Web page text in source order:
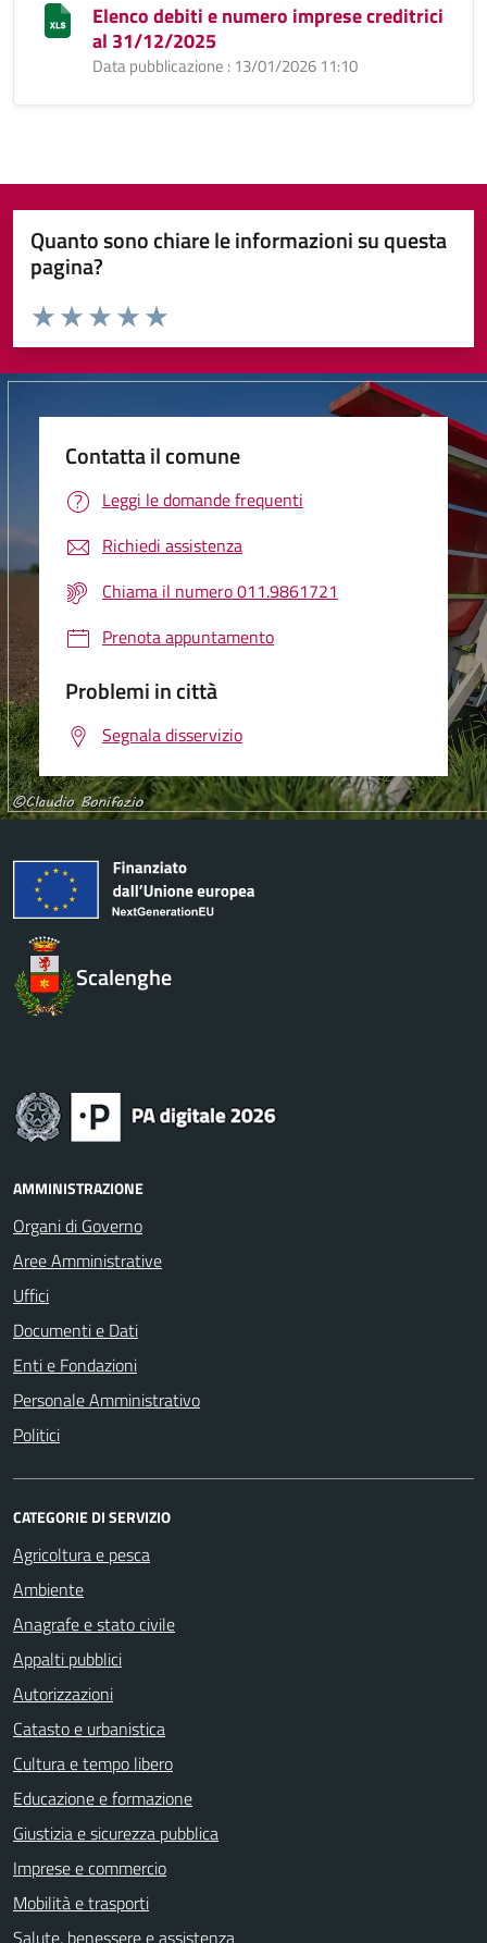
Elenco debiti e numero imprese creditrici
al 31/12/2025
Data pubblicazione : 13/01/2026 11:10
Quanto sono chiare le informazioni su questa
pagina?
Valuta da 1 a 5 stelle la pagina
Valuta 5 stelle su 5
Valuta 4 stelle su 5
Valuta 3 stelle su 5
Valuta 2 stelle su 5
Valuta 1 stelle su 5
Contatta il comune
Leggi le domande frequenti
Richiedi assistenza
Chiama il numero 011.9861721
Prenota appuntamento
Problemi in città
Segnala disservizio
Scalenghe
AMMINISTRAZIONE
Organi di Governo
Aree Amministrative
Uffici
Documenti e Dati
Enti e Fondazioni
Personale Amministrativo
Politici
CATEGORIE DI SERVIZIO
Agricoltura e pesca
Ambiente
Anagrafe e stato civile
Appalti pubblici
Autorizzazioni
Catasto e urbanistica
Cultura e tempo libero
Educazione e formazione
Giustizia e sicurezza pubblica
Imprese e commercio
Mobilità e trasporti
Salute, benessere e assistenza